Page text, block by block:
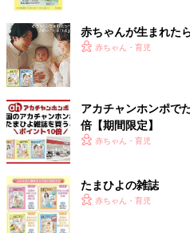
出典：Instagramアカウント「mizue.1113」
mizue.1113さんはセリアの「ベビ
にまとめてゲットしたそう。可愛
赤ちゃんが生まれた
赤ちゃん・育児
アカチャンホンポで
倍【期間限定】
赤ちゃん・育児
たまひよの雑誌
赤ちゃん・育児